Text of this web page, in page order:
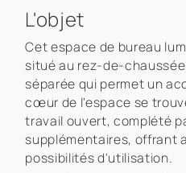
L'objet
Cet espace de bureau
situé au rez-de-
séparée qui permet un
cœur de l'espace se
travail ouvert, complété
supplémentaires, offrant
possibilités d'utilisation.